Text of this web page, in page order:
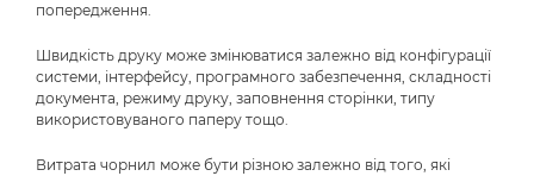
попередження.
Швидкість друку може змінюватися залежно від конфігурації
системи, інтерфейсу, програмного забезпечення, складності
документа, режиму друку, заповнення сторінки, типу
використовуваного паперу тощо.
Витрата чорнил може бути різною залежно від того, які